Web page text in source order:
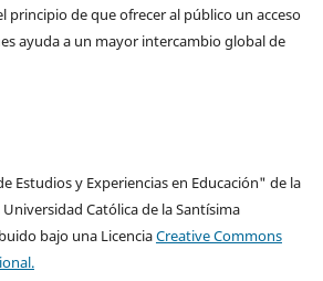
principio de que ofrecer al público un acceso
ayuda a un mayor intercambio global de
Estudios y Experiencias en Educación" de la
Católica de la Santísima
bajo una LicenciaCreative Commons